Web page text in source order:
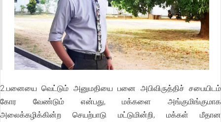
2.பனையை வெட்டும் அனுமதியை பனை அபிவிருத்திச் சபையிடம்
கோர வேண்டும் என்பது, மக்களை அங்குமிங்குமாக
அலைக்கழிக்கின்ற செயற்பாடு மட்டுமின்றி, மக்கள் மீதான